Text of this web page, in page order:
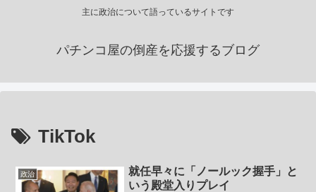
主に政治について語っているサイトです
パチンコ屋の倒産を応援するブログ
TikTok
政治
就任早々に「ノールック握手」と
いう殿堂入りプレイ